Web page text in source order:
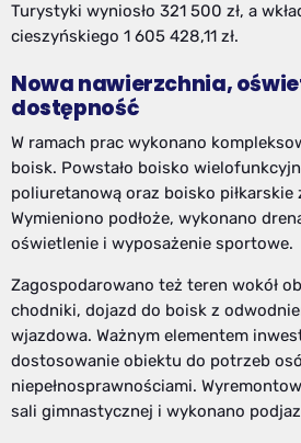
Turystyki wyniosło 321 500 zł, a
cieszyńskiego 1 605 428,11 zł.
Nowa nawierzchnia,
dostępność
W ramach prac wykonano
boisk. Powstało boisko
poliuretanową oraz boisko
Wymieniono podłoże, wykonano
oświetlenie i wyposażenie sportowe.
Zagospodarowano też teren wokół
chodniki, dojazd do boisk z
wjazdowa. Ważnym elementem
dostosowanie obiektu do potrzeb
niepełnosprawnościami.
sali gimnastycznej i wykonano